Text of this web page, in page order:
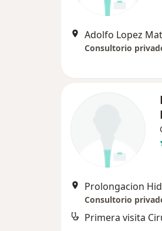
Adolfo Lopez
Consultorio
Prolongacion
Consultorio